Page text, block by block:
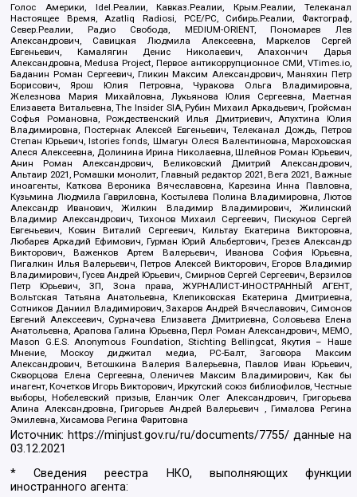
Голос Америки, Idel.Реалии, Кавказ.Реалии, Крым.Реалии, Телеканал
Настоящее Время, Azatliq Radiosi, PCE/PC, Сибирь.Реалии, Фактограф,
Север.Реалии, Радио Свобода, MEDIUM-ORIENT, Пономарев Лев
Александрович, Савицкая Людмила Алексеевна, Маркелов Сергей
Евгеньевич, Камалягин Денис Николаевич, Апахончич Дарья
Александровна, Medusa Project, Первое антикоррупционное СМИ, VTimes.io,
Баданин Роман Сергеевич, Гликин Максим Александрович, Маняхин Петр
Борисович, Ярош Юлия Петровна, Чуракова Ольга Владимировна,
Железнова Мария Михайловна, Лукьянова Юлия Сергеевна, Маетная
Елизавета Витальевна, The Insider SIA, Рубин Михаил Аркадьевич, Гройсман
Софья Романовна, Рождественский Илья Дмитриевич, Апухтина Юлия
Владимировна, Постернак Алексей Евгеньевич, Телеканал Дождь, Петров
Степан Юрьевич, Istories fonds, Шмагун Олеся Валентиновна, Мароховская
Алеся Алексеевна, Долинина Ирина Николаевна, Шлейнов Роман Юрьевич,
Анин Роман Александрович, Великовский Дмитрий Александрович,
Альтаир 2021, Ромашки монолит, Главный редактор 2021, Вега 2021, Важные
иноагенты, Каткова Вероника Вячеславовна, Карезина Инна Павловна,
Кузьмина Людмила Гавриловна, Костылева Полина Владимировна, Лютов
Александр Иванович, Жилкин Владимир Владимирович, Жилинский
Владимир Александрович, Тихонов Михаил Сергеевич, Пискунов Сергей
Евгеньевич, Ковин Виталий Сергеевич, Кильтау Екатерина Викторовна,
Любарев Аркадий Ефимович, Гурман Юрий Альбертович, Грезев Александр
Викторович, Важенков Артем Валерьевич, Иванова София Юрьевна,
Пигалкин Илья Валерьевич, Петров Алексей Викторович, Егоров Владимир
Владимирович, Гусев Андрей Юрьевич, Смирнов Сергей Сергеевич, Верзилов
Петр Юрьевич, ЗП, Зона права, ЖУРНАЛИСТ-ИНОСТРАННЫЙ АГЕНТ,
Вольтская Татьяна Анатольевна, Клепиковская Екатерина Дмитриевна,
Сотников Даниил Владимирович, Захаров Андрей Вячеславович, Симонов
Евгений Алексеевич, Сурначева Елизавета Дмитриевна, Соловьева Елена
Анатольевна, Арапова Галина Юрьевна, Перл Роман Александрович, МЕМО,
Mason G.E.S. Anonymous Foundation, Stichting Bellingcat, Якутия – Наше
Мнение, Москоу диджитал медиа, РС-Балт, Заговора Максим
Александрович, Ветошкина Валерия Валерьевна, Павлов Иван Юрьевич,
Скворцова Елена Сергеевна, Оленичев Максим Владимирович, Как бы
инагент, Кочетков Игорь Викторович, Иркутский союз библиофилов, Честные
выборы, Нобелевский призыв, Еланчик Олег Александрович, Григорьева
Алина Александровна, Григорьев Андрей Валерьевич , Гималова Регина
Эмилевна, Хисамова Регина Фаритовна
Источник: https://minjust.gov.ru/ru/documents/7755/ данные на
03.12.2021
* Сведения реестра НКО, выполняющих функции
иностранного агента: